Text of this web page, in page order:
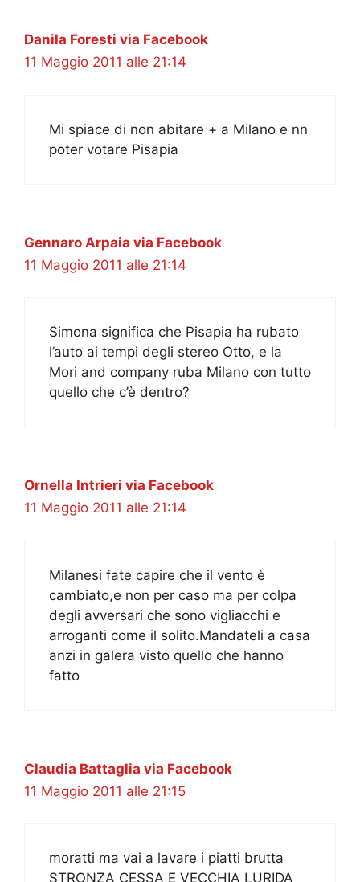
Danila Foresti via Facebook
11 Maggio 2011 alle 21:14
Mi spiace di non abitare + a Milano e nn
poter votare Pisapia
Gennaro Arpaia via Facebook
11 Maggio 2011 alle 21:14
Simona significa che Pisapia ha rubato
l’auto ai tempi degli stereo Otto, e la
Mori and company ruba Milano con tutto
quello che c’è dentro?
Ornella Intrieri via Facebook
11 Maggio 2011 alle 21:14
Milanesi fate capire che il vento è
cambiato,e non per caso ma per colpa
degli avversari che sono vigliacchi e
arroganti come il solito.Mandateli a casa
anzi in galera visto quello che hanno
fatto
Claudia Battaglia via Facebook
11 Maggio 2011 alle 21:15
moratti ma vai a lavare i piatti brutta
STRONZA CESSA E VECCHIA LURIDA